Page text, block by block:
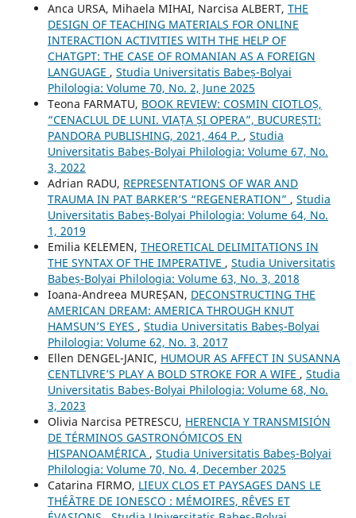
Anca URSA, Mihaela MIHAI, Narcisa ALBERT, THE
DESIGN OF TEACHING MATERIALS FOR ONLINE
INTERACTION ACTIVITIES WITH THE HELP OF
CHATGPT: THE CASE OF ROMANIAN AS A FOREIGN
LANGUAGE , Studia Universitatis Babeș-Bolyai
Philologia: Volume 70, No. 2, June 2025
Teona FARMATU, BOOK REVIEW: COSMIN CIOTLOȘ,
“CENACLUL DE LUNI. VIAȚA ȘI OPERA”, BUCUREȘTI:
PANDORA PUBLISHING, 2021, 464 P. , Studia
Universitatis Babeș-Bolyai Philologia: Volume 67, No.
3, 2022
Adrian RADU, REPRESENTATIONS OF WAR AND
TRAUMA IN PAT BARKER’S “REGENERATION” , Studia
Universitatis Babeș-Bolyai Philologia: Volume 64, No.
1, 2019
Emilia KELEMEN, THEORETICAL DELIMITATIONS IN
THE SYNTAX OF THE IMPERATIVE , Studia Universitatis
Babeș-Bolyai Philologia: Volume 63, No. 3, 2018
Ioana-Andreea MUREȘAN, DECONSTRUCTING THE
AMERICAN DREAM: AMERICA THROUGH KNUT
HAMSUN’S EYES , Studia Universitatis Babeș-Bolyai
Philologia: Volume 62, No. 3, 2017
Ellen DENGEL-JANIC, HUMOUR AS AFFECT IN SUSANNA
CENTLIVRE’S PLAY A BOLD STROKE FOR A WIFE , Studia
Universitatis Babeș-Bolyai Philologia: Volume 68, No.
3, 2023
Olivia Narcisa PETRESCU, HERENCIA Y TRANSMISIÓN
DE TÉRMINOS GASTRONÓMICOS EN
HISPANOAMÉRICA , Studia Universitatis Babeș-Bolyai
Philologia: Volume 70, No. 4, December 2025
Catarina FIRMO, LIEUX CLOS ET PAYSAGES DANS LE
THÉÂTRE DE IONESCO : MÉMOIRES, RÊVES ET